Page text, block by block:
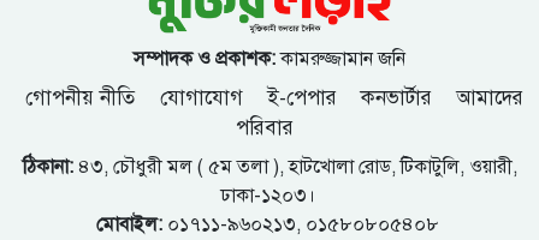
সম্পাদক ও প্রকাশক:কামরুজ্জামান জনি
গোপনীয় নীতি যোগাযোগ ই-পেপার কনভার্টার
আমাদের
পরিবার
ঠিকানা:৪৩, চৌধুরী মল ( ৫ম তলা ), হাটখোলা রোড, টিকাটুলি, ওয়ারী,
ঢাকা-১২০৩।
মোবাইল:০১৭১১-৯৬০২১৩, ০১৫৮০৮০৫৪০৮